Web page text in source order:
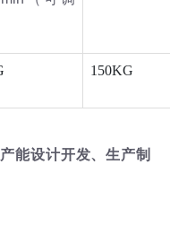
150KG
能设计开发、生产制